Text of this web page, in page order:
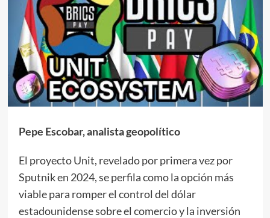
Pepe Escobar, analista geopolítico
El proyecto Unit, revelado por primera vez por
Sputnik en 2024, se perfila como la opción más
viable para romper el control del dólar
estadounidense sobre el comercio y la inversión